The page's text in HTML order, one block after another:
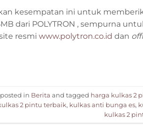
kesempatan ini untuk
dari POLYTRON , sempurna
resmi www.polytron.co.id dan
in Berita and tagged harga kulkas 2
2 pintu terbaik, kulkas anti bunga es,
kulkas 2